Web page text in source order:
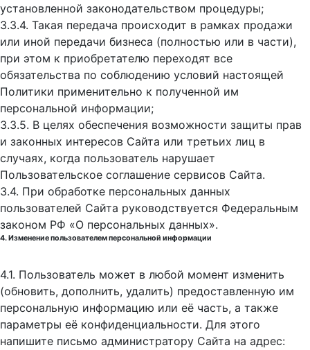
установленной законодательством процедуры;
3.3.4. Такая передача происходит в рамках продажи
или иной передачи бизнеса (полностью или в части),
при этом к приобретателю переходят все
обязательства по соблюдению условий настоящей
Политики применительно к полученной им
персональной информации;
3.3.5. В целях обеспечения возможности защиты прав
и законных интересов Сайта или третьих лиц в
случаях, когда пользователь нарушает
Пользовательское соглашение сервисов Сайта.
3.4. При обработке персональных данных
пользователей Сайта руководствуется Федеральным
законом РФ «О персональных данных».
4. Изменение пользователем персональной информации
4.1. Пользователь может в любой момент изменить
(обновить, дополнить, удалить) предоставленную им
персональную информацию или её часть, а также
параметры её конфиденциальности. Для этого
напишите письмо администратору Сайта на адрес: